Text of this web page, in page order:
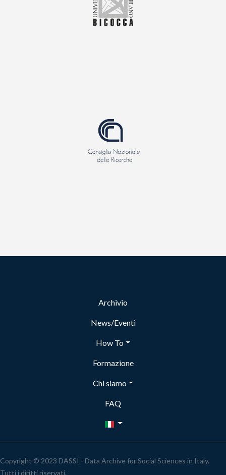
Archivio
News/Eventi
How To
Formazione
Chi siamo
FAQ
Copyright © 2023 DASSI - Data Archive for Social Sciences in Italy.
Tutti i diritti riservati.